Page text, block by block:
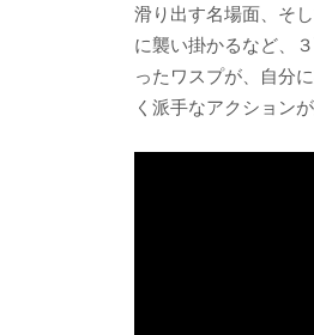
滑り出す名場面、そ
に襲い掛かるなど、
ったワスプが、自分
く派手なアクション